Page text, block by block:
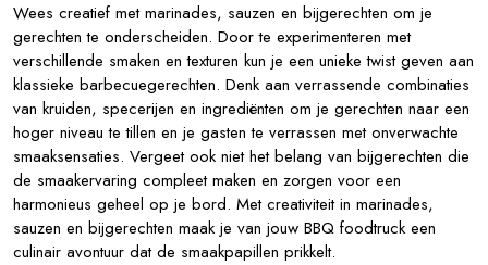
Wees creatief met marinades, sauzen en bijgerechten om je
gerechten te onderscheiden. Door te experimenteren met
verschillende smaken en texturen kun je een unieke twist geven aan
klassieke barbecuegerechten. Denk aan verrassende combinaties
van kruiden, specerijen en ingrediënten om je gerechten naar een
hoger niveau te tillen en je gasten te verrassen met onverwachte
smaaksensaties. Vergeet ook niet het belang van bijgerechten die
de smaakervaring compleet maken en zorgen voor een
harmonieus geheel op je bord. Met creativiteit in marinades,
sauzen en bijgerechten maak je van jouw BBQ foodtruck een
culinair avontuur dat de smaakpapillen prikkelt.